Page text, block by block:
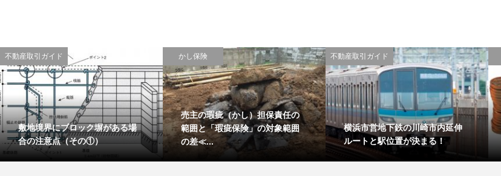
不動産取引ガイド
敷地境界にブロック塀がある場
合の注意点（その①）
かし保険
売主の瑕疵（かし）担保責任の
範囲と「瑕疵保険」の対象範囲
の差≪...
不動産取引ガイド
横浜市営地下鉄の川崎市内延伸
ルートと駅位置が決まる！